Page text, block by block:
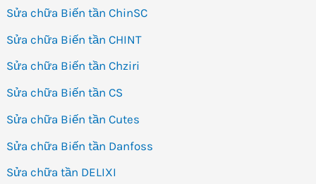
Sửa chữa Biến tần ChinSC
Sửa chữa Biến tần CHINT
Sửa chữa Biến tần Chziri
Sửa chữa Biến tần CS
Sửa chữa Biến tần Cutes
Sửa chữa Biến tần Danfoss
Sửa chữa tần DELIXI